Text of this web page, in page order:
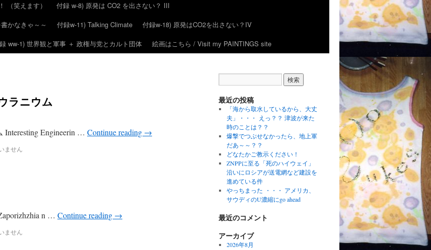
（笑えます）
付録 w-8) 原発は CO2 を出さない？ III
かなきゃ～～
付録w-11) Talking Climate
付録w-18) 原発はCO2を出さない？IV
ww-1) 世界観と軍事 ＋ 政権与党とカルト団体 絵画はこちら / Visit my PAINTINGS site
ラニウム
Engineerin … Continue reading →
ません
n … Continue reading →
ません
最近の投稿
「海から取水しているから、大丈
夫」・・・ えっ？？ 津波が来た
時のことは？？
爆撃でつぶせなかったら、地上軍
だあ～～？？
どなたかご教示ください！
ZNPPに至る「死のハイウェイ」
沿いにロシアが送電網など建設を
進めている件
やっちまった ・・・ アメリカ、
サウディのU濃縮にgo ahead
最近のコメント
アーカイブ
2026年8月